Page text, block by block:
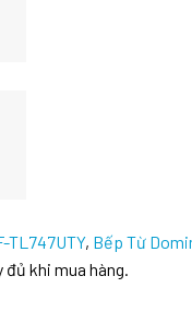
TL747UTY, Bếp Từ
khi mua hàng.